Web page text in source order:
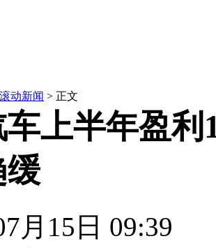
动新闻 > 正文
上半年盈利
缓
月15日 09:39